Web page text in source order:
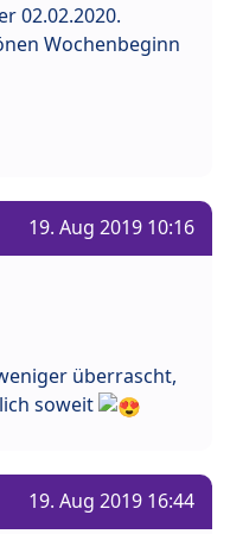
02.02.2020.
Wochenbeginn
19. Aug 2019 10:16
überrascht,
soweit
19. Aug 2019 16:44